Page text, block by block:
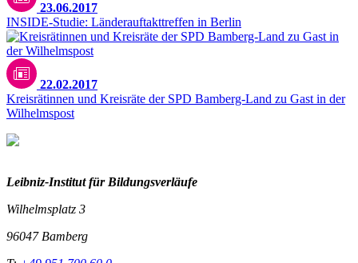
23.06.2017
INSIDE-Studie: Länderauftakttreffen in Berlin
22.02.2017
Kreisrätinnen und Kreisräte der SPD Bamberg-Land zu Gast in der
Wilhelmspost
Leibniz-Institut für Bildungsverläufe
Wilhelmsplatz 3
96047 Bamberg